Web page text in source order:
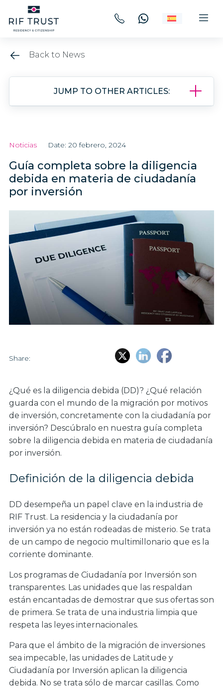
Back to News
JUMP TO OTHER ARTICLES:
Noticias Date: 20 febrero, 2024
Guía completa sobre la diligencia
debida en materia de ciudadanía
por inversión
Share:
¿Qué es la diligencia debida (DD)? ¿Qué relación
guarda con el mundo de la migración por motivos
de inversión, concretamente con la ciudadanía por
inversión? Descúbralo en nuestra guía completa
sobre la diligencia debida en materia de ciudadanía
por inversión.
Definición de la diligencia debida
DD desempeña un papel clave en la industria de
RIF Trust. La residencia y la ciudadanía por
inversión ya no están rodeadas de misterio. Se trata
de un campo de negocio multimillonario que es la
corriente dominante.
Los programas de Ciudadanía por Inversión son
transparentes. Las unidades que las respaldan
están encantadas de demostrar que sus ofertas son
de primera. Se trata de una industria limpia que
respeta las leyes internacionales.
Para que el ámbito de la migración de inversiones
sea impecable, las unidades de Latitude y
Ciudadanía por Inversión aplican la diligencia
debida. No se trata sólo de marcar casillas. Como